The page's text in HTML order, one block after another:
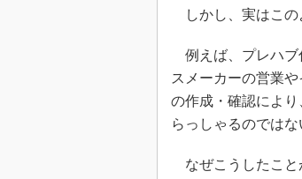
しかし、実はこの
例えば、プレハブ
スメーカーの営業
の作成・確認によ
らっしゃるのではな
なぜこうしたこと